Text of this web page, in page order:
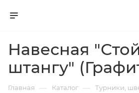
Навесная
штангу"
Главная — Каталог — Турники,